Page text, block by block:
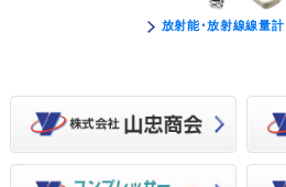
放射能･放射線線量計